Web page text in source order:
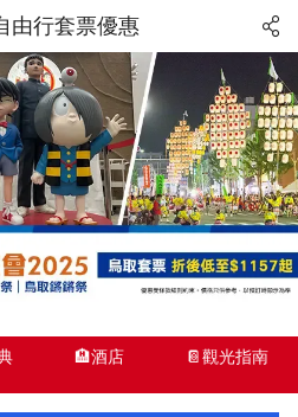
由行套票優惠
🏨酒店 📔觀光指南